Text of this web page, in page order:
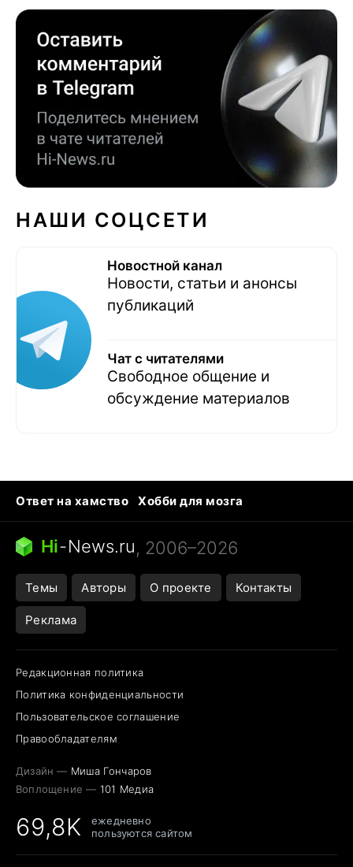
НАШИ СОЦСЕТИ
Новостной канал
Новости, статьи и анонсы
публикаций
Чат с читателями
Свободное общение и
обсуждение материалов
Ответ на хамство
Хобби для мозга
Бензин 100 и 95
Тунцы в океанариуме
Следующая пандемия
Hi-News.ru, 2006–2026
Темы Авторы О проекте Контакты
Реклама
Редакционная политика
Политика конфиденциальности
Пользовательское соглашение
Правообладателям
Дизайн — Миша Гончаров
Воплощение — 101 Медиа
69,8K
ежедневно
пользуются сайтом